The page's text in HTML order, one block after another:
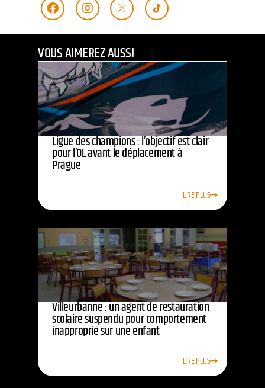
VOUS AIMEREZ AUSSI
Ligue des champions : l’objectif est clair
pour l’OL avant le déplacement à
Prague
LIRE PLUS
Villeurbanne : un agent de restauration
scolaire suspendu pour comportement
inapproprié sur une enfant
LIRE PLUS